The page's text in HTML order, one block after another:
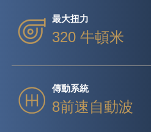
最大扭力
320 牛頓米
傳動系統
8前速自動波